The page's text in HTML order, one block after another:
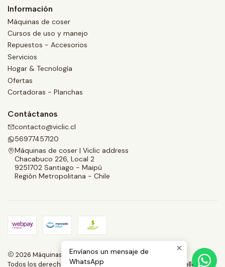
Información
Máquinas de coser
Cursos de uso y manejo
Repuestos - Accesorios
Servicios
Hogar & Tecnología
Ofertas
Cortadoras - Planchas
Contáctanos
contacto@viclic.cl
56977457120
Máquinas de coser | Viclic address
Chacabuco 226, Local 2
9251702 Santiago - Maipú
Región Metropolitana - Chile
2026 Máquinas de coser | Viclic Spa.
Todos los derechos reservados.
Desarrollado por Jumpseller.
Envíanos un mensaje de
WhatsApp